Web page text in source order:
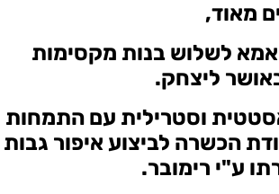
מאוד,
מור אסבן, בת 35, אמא לשלוש בנות מקסימות
ליצחק.
וסטרילית עם התמחות
הכשרה לביצוע איפור גבות
ע"י רימובר.